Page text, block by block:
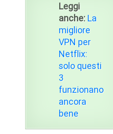
Leggi
anche: La
migliore
VPN per
Netflix:
solo questi
3
funzionano
ancora
bene